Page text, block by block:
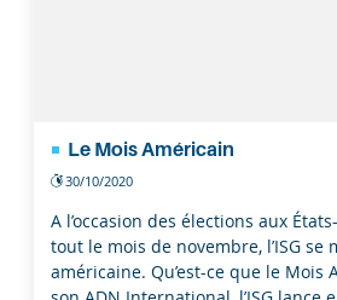
Le Mois Américain
30/10/2020
A l’occasion des élections aux
tout le mois de novembre, l’ISG se
américaine. Qu’est-ce que le Mois